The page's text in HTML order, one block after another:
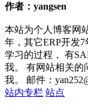
作者：yangsen
本站为个人博客网
年，其它ERP开发
学习的过程， 有
我。 有网站相关的
我。 邮件：
站内专栏 站点